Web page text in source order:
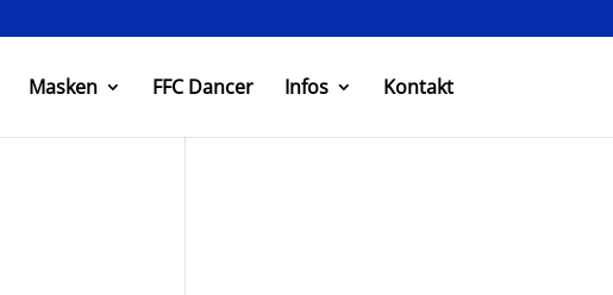
Masken FFC Dancer Infos Kontakt